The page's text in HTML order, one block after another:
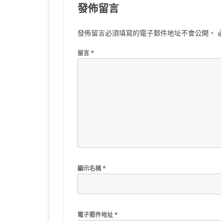
發佈留言
發佈留言必須填寫的電子郵件地址不會公開。
留言*
顯示名稱*
電子郵件地址*